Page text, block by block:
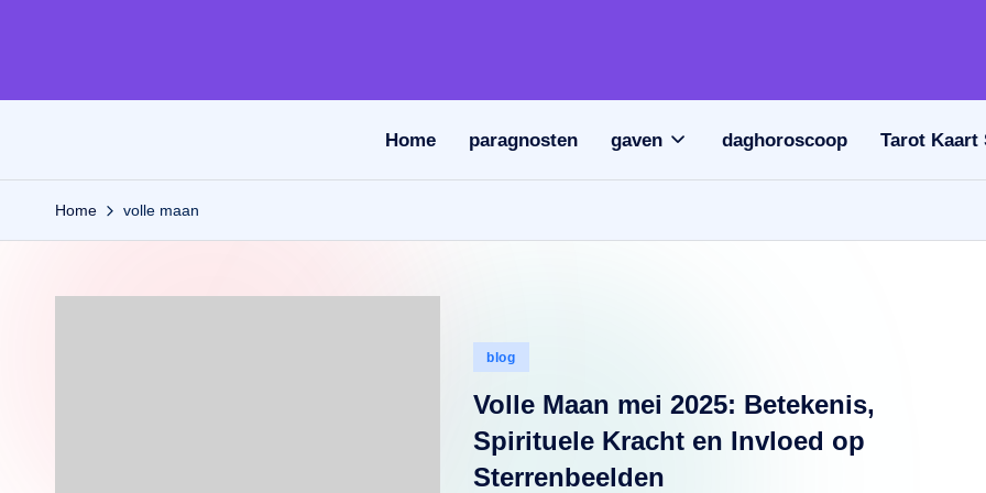
Home paragnosten gaven daghoroscoop Tarot Kaart
Home volle maan
Geplaatst
blog
Volle Maan mei 2025: Betekenis,
Spirituele Kracht en Invloed op
Sterrenbeelden